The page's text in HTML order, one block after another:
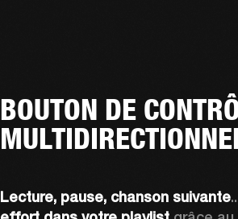
BOUTON DE
Lecture, pause, chanson suivante